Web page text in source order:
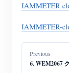
IAMMETER
IAMMETER-
Previous
6. WEM2067